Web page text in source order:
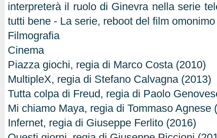
interpreterà il ruolo di Ginevra nella serie
tutti bene - La serie, reboot del film
Filmografia
Cinema
Piazza giochi, regia di Marco Costa (2010)
MultipleX, regia di Stefano Calvagna (2013)
Tutta colpa di Freud, regia di Paolo
Mi chiamo Maya, regia di Tommaso Agnese
Infernet, regia di Giuseppe Ferlito (2016)